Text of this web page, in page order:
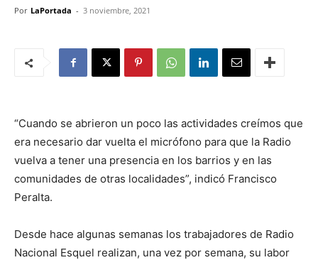
Por LaPortada - 3 noviembre, 2021
“Cuando se abrieron un poco las actividades creímos que
era necesario dar vuelta el micrófono para que la Radio
vuelva a tener una presencia en los barrios y en las
comunidades de otras localidades”, indicó Francisco
Peralta.
Desde hace algunas semanas los trabajadores de Radio
Nacional Esquel realizan, una vez por semana, su labor